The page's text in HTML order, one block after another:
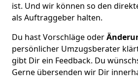
ist. Und wir können so den
als Auftraggeber halten.
Du hast Vorschläge oder
persönlicher Umzugsberater
gibt Dir ein Feedback. Du
Gerne übersenden wir Dir